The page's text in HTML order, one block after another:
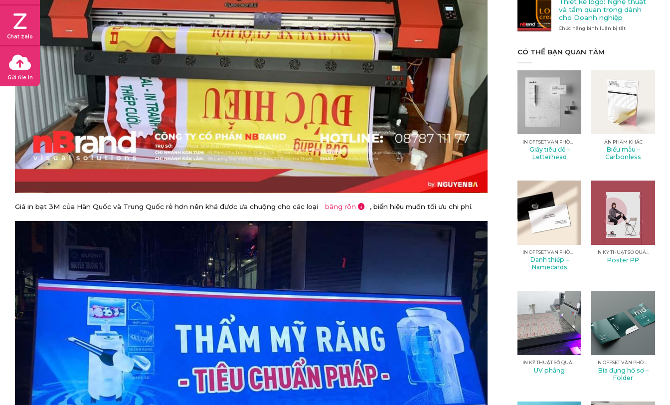
Giá in bạt 3M của Hàn Quốc và Trung Quốc rẻ hơn nên khá được ưa chuộng cho các loại băng rôn , biển hiệu muốn tối ưu chi phí.
nào
phù
Quảng
cáo
và tầm quan trọng dành
cho Doanh nghiệp
Chức năng bình luận bị tắt
tầm
quan
trọng
dành
cho
Doanh
nghiệp
CÓ THỂ BẠN QUAN TÂM
IN OFFSET VĂN PHÒNG
Giấy tiêu đề –
Letterhead
ẤN PHẨM KHÁC
Biểu mẫu –
Carbonless
IN OFFSET VĂN PHÒNG
Danh thiếp –
Namecards
Poster PP
IN KỸ THUẬT SỐ QUẢNG CÁO
UV phẳng
IN OFFSET VĂN PHÒNG
Bìa đựng hồ sơ –
Folder
Chat zalo
Gửi file in